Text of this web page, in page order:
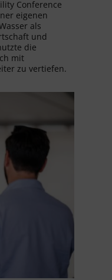
Conference
eigenen
als
und
die
mit
zu vertiefen.